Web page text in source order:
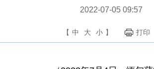
2022-07-05 09:57
【 中 大 小 】 打印